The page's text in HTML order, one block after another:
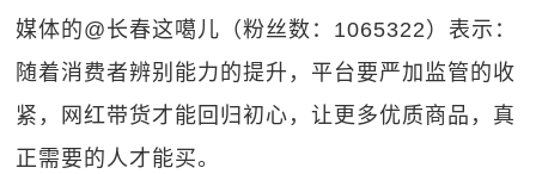
媒体的@长春这噶儿（粉丝数：1065322）表示：
随着消费者辨别能力的提升，平台要严加监管的收
紧，网红带货才能回归初心，让更多优质商品，真
正需要的人才能买。